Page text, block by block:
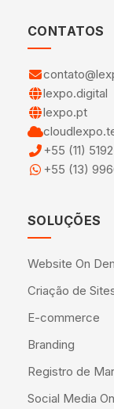
CONTATOS
lexpo.digital
lexpo.pt
+55 (11)
+55 (13)
SOLUÇÕES
Website On
Criação de
E-commerce
Branding
Registro de
Social Media On